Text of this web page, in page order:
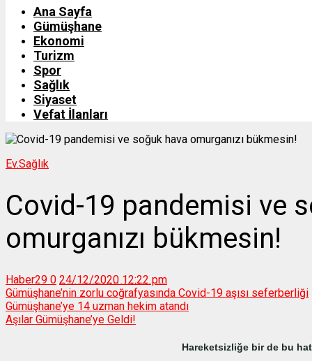
Ana Sayfa
Gümüşhane
Ekonomi
Turizm
Spor
Sağlık
Siyaset
Vefat İlanları
Ev.Sağlık
Covid-19 pandemisi ve
omurganızı bükmesin!
Haber29 0 24/12/2020 12:22 pm
Gümüşhane’nin zorlu coğrafyasında Covid-19 aşısı seferberliği
Gümüşhane’ye 14 uzman hekim atandı
Aşılar Gümüşhane’ye Geldi!
Hareketsizliğe bir de bu